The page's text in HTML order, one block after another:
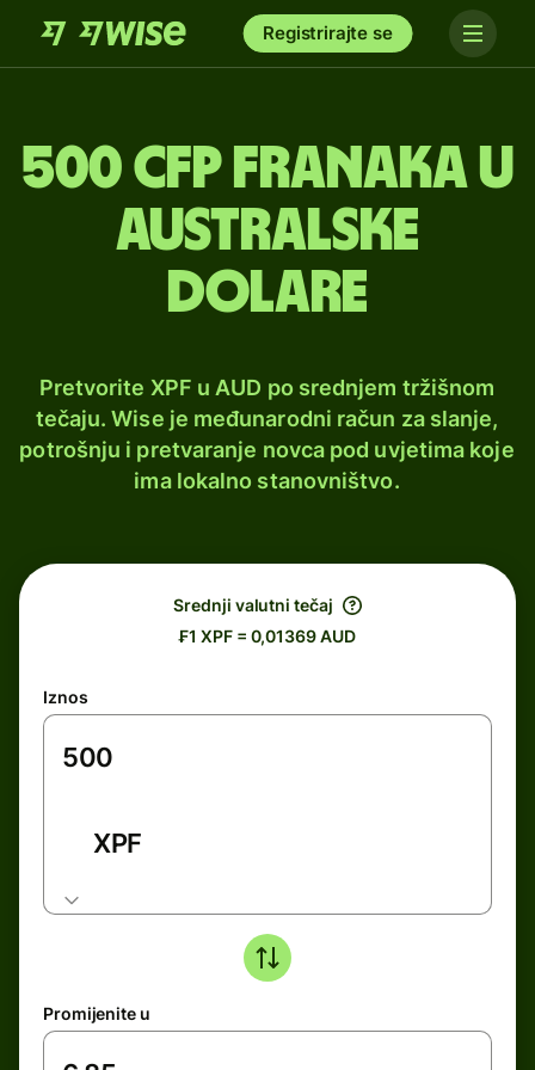
Registrirajte se
500 CFP franaka u
australske
dolare
Pretvorite XPF u AUD po srednjem tržišnom
tečaju. Wise je međunarodni račun za slanje,
potrošnju i pretvaranje novca pod uvjetima koje
ima lokalno stanovništvo.
Srednji valutni tečaj
₣1 XPF = 0,01369 AUD
Iznos
XPF
Promijenite u